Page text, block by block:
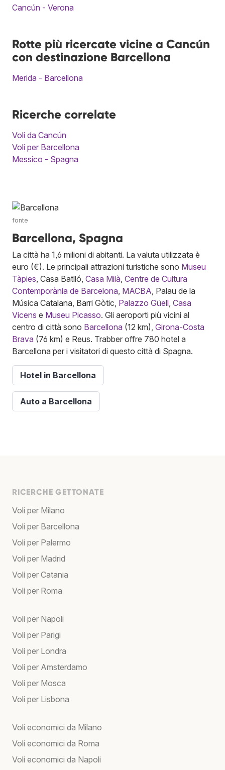
Cancún - Verona
Rotte più ricercate vicine a Cancún
con destinazione Barcellona
Merida - Barcellona
Ricerche correlate
Voli da Cancún
Voli per Barcellona
Messico - Spagna
fonte
Barcellona, Spagna
La città ha 1,6 milioni di abitanti. La valuta utilizzata è
euro (€). Le principali attrazioni turistiche sono Museu
Tàpies, Casa Batlló, Casa Milà, Centre de Cultura
Contemporània de Barcelona, MACBA, Palau de la
Música Catalana, Barri Gòtic, Palazzo Güell, Casa
Vicens e Museu Picasso. Gli aeroporti più vicini al
centro di città sono Barcellona (12 km), Girona-Costa
Brava (76 km) e Reus. Trabber offre 780 hotel a
Barcellona per i visitatori di questo città di Spagna.
Hotel in Barcellona
Auto a Barcellona
RICERCHE GETTONATE
Voli per Milano
Voli per Barcellona
Voli per Palermo
Voli per Madrid
Voli per Catania
Voli per Roma
Voli per Napoli
Voli per Parigi
Voli per Londra
Voli per Amsterdamo
Voli per Mosca
Voli per Lisbona
Voli economici da Milano
Voli economici da Roma
Voli economici da Napoli